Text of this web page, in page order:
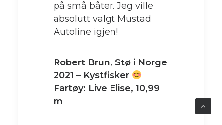
på små båter. Jeg ville
absolutt valgt Mustad
Autoline igjen!
Robert Brun, Stø i Norge
2021 – Kystfisker
Fartøy: Live Elise, 10,99
m